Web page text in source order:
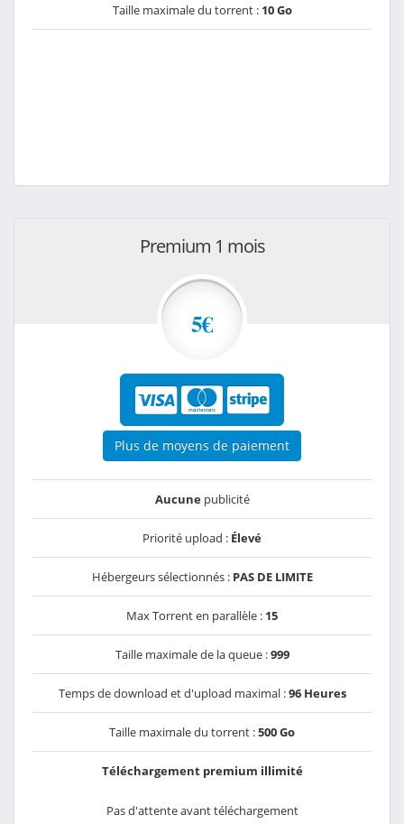
Taille maximale du torrent : 10 Go
Premium 1 mois
5€
Plus de moyens de paiement
Aucunepublicité
Priorité upload : Élevé
Hébergeurs sélectionnés : PAS DE LIMITE
Max Torrent en parallèle : 15
Taille maximale de la queue :999
Temps de download et d'upload maximal :96 Heures
Taille maximale du torrent :500 Go
Téléchargement premium illimité
Pas d'attente avant téléchargement